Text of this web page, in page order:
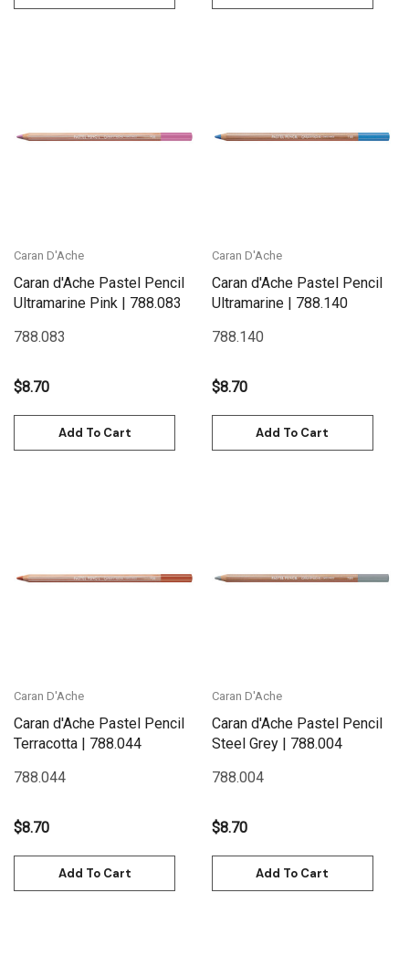
Caran D'Ache
Caran d'Ache Pastel Pencil
Ultramarine Pink | 788.083
788.083
$8.70
Add To Cart
Caran D'Ache
Caran d'Ache Pastel Pencil
Ultramarine | 788.140
788.140
$8.70
Add To Cart
Caran D'Ache
Caran d'Ache Pastel Pencil
Terracotta | 788.044
788.044
$8.70
Add To Cart
Caran D'Ache
Caran d'Ache Pastel Pencil
Steel Grey | 788.004
788.004
$8.70
Add To Cart